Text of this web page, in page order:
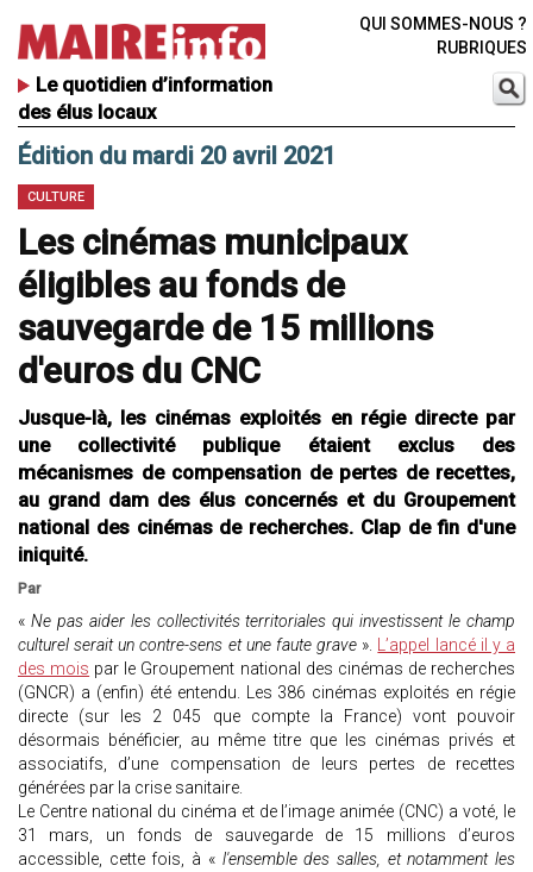
Le quotidien d’information
des élus locaux
QUI SOMMES-NOUS ?
RUBRIQUES
Édition du mardi 20 avril 2021
CULTURE
Les cinémas municipaux
éligibles au fonds de
sauvegarde de 15 millions
d'euros du CNC
Jusque-là, les cinémas exploités en régie directe par
une collectivité publique étaient exclus des
mécanismes de compensation de pertes de recettes,
au grand dam des élus concernés et du Groupement
national des cinémas de recherches. Clap de fin d'une
iniquité.
Par
« Ne pas aider les collectivités territoriales qui investissent le champ
culturel serait un contre-sens et une faute grave ». L’appel lancé il y a
des mois par le Groupement national des cinémas de recherches
(GNCR) a (enfin) été entendu. Les 386 cinémas exploités en régie
directe (sur les 2 045 que compte la France) vont pouvoir
désormais bénéficier, au même titre que les cinémas privés et
associatifs, d’une compensation de leurs pertes de recettes
générées par la crise sanitaire.
Le Centre national du cinéma et de l’image animée (CNC) a voté, le
31 mars, un fonds de sauvegarde de 15 millions d’euros
accessible, cette fois, à «l'ensemble des salles, et notamment les